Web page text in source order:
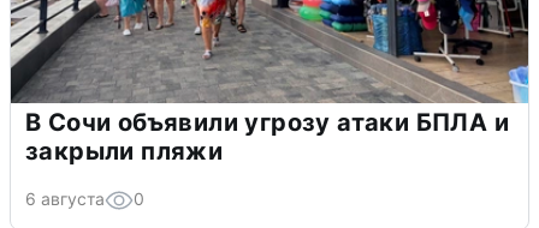
В Сочи объявили угрозу атаки БПЛА и
закрыли пляжи
6 августа 0